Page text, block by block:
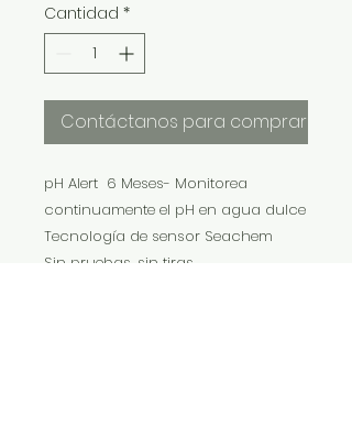
Cantidad *
Contáctanos para comprar
pH Alert 6 Meses- Monitorea
continuamente el pH en agua dulce
Tecnología de sensor Seachem
Sin pruebas, sin tiras